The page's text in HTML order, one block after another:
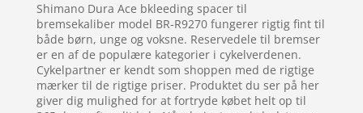
Shimano Dura Ace bkleeding spacer til
bremsekaliber model BR-R9270 fungerer rigtig fint til
både børn, unge og voksne. Reservedele til bremser
er en af de populære kategorier i cykelverdenen.
Cykelpartner er kendt som shoppen med de rigtige
mærker til de rigtige priser. Produktet du ser på her
giver dig mulighed for at fortryde købet helt op til